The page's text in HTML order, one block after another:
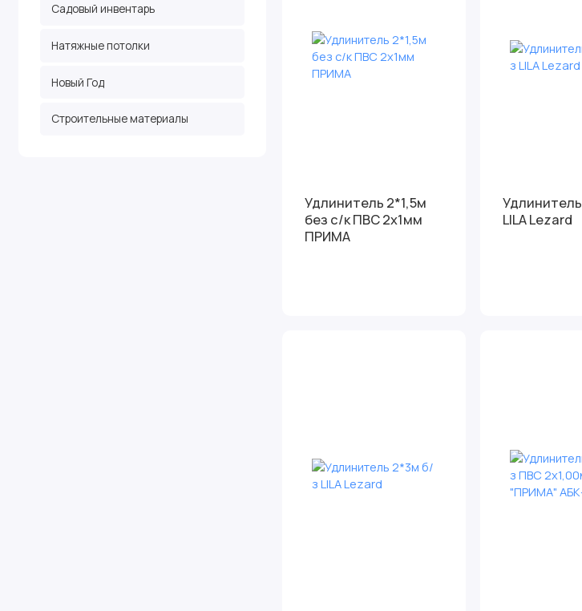
Садовый инвентарь
Натяжные потолки
Новый Год
Строительные материалы
Удлинитель 2*1,5м
без c/к ПВС 2х1мм
ПРИМА
Удлинитель 2*2м б/з
LILA Lezard